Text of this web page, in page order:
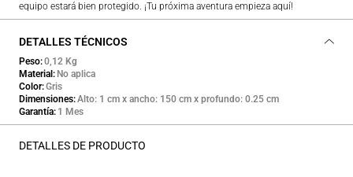
equipo estará bien protegido. ¡Tu próxima aventura empieza aquí!
DETALLES TÉCNICOS
Peso 0,12 Kg
Material
No aplica
Color Gris
Dimensiones Alto: 1 cm x ancho: 150 cm x profundo: 0.25 cm
Garantía 1 Mes
DETALLES DE PRODUCTO